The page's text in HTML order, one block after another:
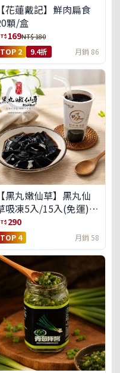
【花蓮戴記】鮮肉扁食
顆/盒
169NT$ 180
TOP 2 9.4折 月銷 86
【黑丸嫩仙草】黑丸仙
吸凍5入/15入(免運)
購中8/14出貨)
290
TOP 4 月銷 58